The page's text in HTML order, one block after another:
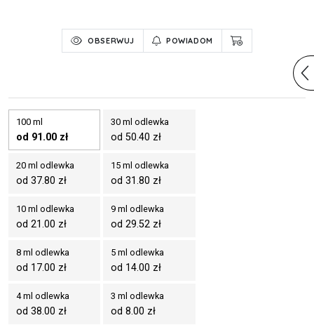
OBSERWUJ POWIADOM
100 ml
od 91.00 zł
30 ml odlewka
od 50.40 zł
20 ml odlewka
od 37.80 zł
15 ml odlewka
od 31.80 zł
10 ml odlewka
od 21.00 zł
9 ml odlewka
od 29.52 zł
8 ml odlewka
od 17.00 zł
5 ml odlewka
od 14.00 zł
4 ml odlewka
od 38.00 zł
3 ml odlewka
od 8.00 zł